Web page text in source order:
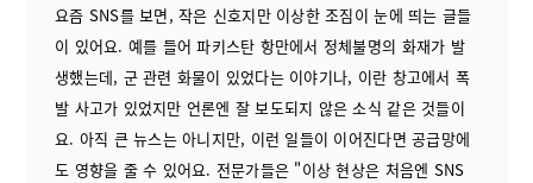
요즘 SNS를 보면, 작은 신호지만 이상한 조짐이 눈에 띄는 글들
이 있어요. 예를 들어 파키스탄 항만에서 정체불명의 화재가 발
생했는데, 군 관련 화물이 있었다는 이야기나, 이란 창고에서 폭
발 사고가 있었지만 언론엔 잘 보도되지 않은 소식 같은 것들이
요. 아직 큰 뉴스는 아니지만, 이런 일들이 이어진다면 공급망에
도 영향을 줄 수 있어요. 전문가들은 "이상 현상은 처음엔 SNS